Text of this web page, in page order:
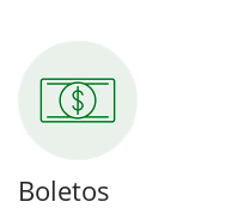
Boletos